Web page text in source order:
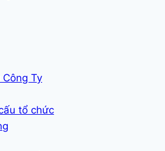
Ty
tổ chức